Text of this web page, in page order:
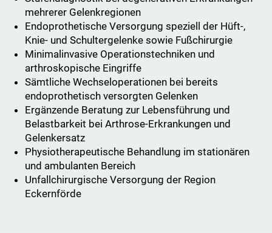
mehrerer Gelenkregionen
Endoprothetische Versorgung speziell der Hüft-,
Knie- und Schultergelenke sowie Fußchirurgie
Minimalinvasive Operationstechniken und
arthroskopische Eingriffe
Sämtliche Wechseloperationen bei bereits
endoprothetisch versorgten Gelenken
Ergänzende Beratung zur Lebensführung und
Belastbarkeit bei Arthrose-Erkrankungen und
Gelenkersatz
Physiotherapeutische Behandlung im stationären
und ambulanten Bereich
Unfallchirurgische Versorgung der Region
Eckernförde